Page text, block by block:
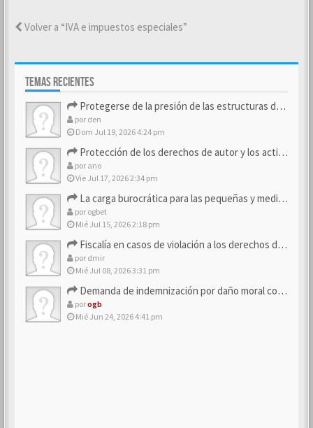
Volver a “IVA e impuestos especiales”
TEMAS RECIENTES
Protegerse de la presión de las estructuras de control
por den
Dom Jul 19, 2026 4:24 pm
Protección de los derechos de autor y los activos de marca
por ano
Vie Jul 17, 2026 2:34 pm
La carga burocrática para las pequeñas y medianas empresas
por ogbet
Mié Jul 15, 2026 2:18 pm
Fiscalía en casos de violación a los derechos de los consum…
por dmir
Mié Jul 08, 2026 3:31 pm
Demanda de indemnización por daño moral contra la empresa
porogb
Mié Jun 24, 2026 4:41 pm